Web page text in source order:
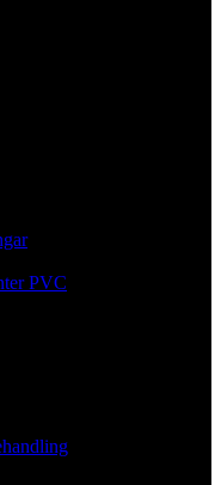
PVC